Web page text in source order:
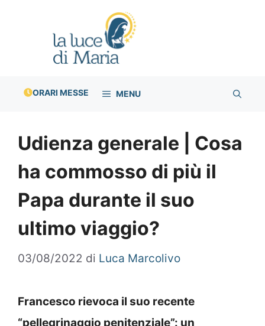
ORARI MESSE MENU
Udienza generale | Cosa
ha commosso di più il
Papa durante il suo
ultimo viaggio?
03/08/2022 di Luca Marcolivo
Francesco rievoca il suo recente
“pellegrinaggio penitenziale”: un